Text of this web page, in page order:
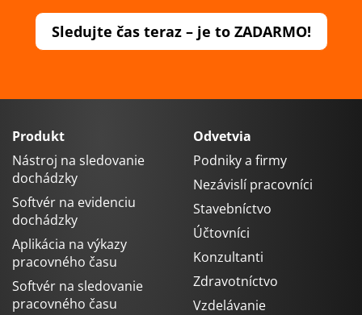
Sledujte čas teraz – je to ZADARMO!
Produkt
Nástroj na sledovanie
dochádzky
Softvér na evidenciu
dochádzky
Aplikácia na výkazy
pracovného času
Softvér na sledovanie
pracovného času
Odvetvia
Podniky a firmy
Nezávislí pracovníci
Stavebníctvo
Účtovníci
Konzultanti
Zdravotníctvo
Vzdelávanie